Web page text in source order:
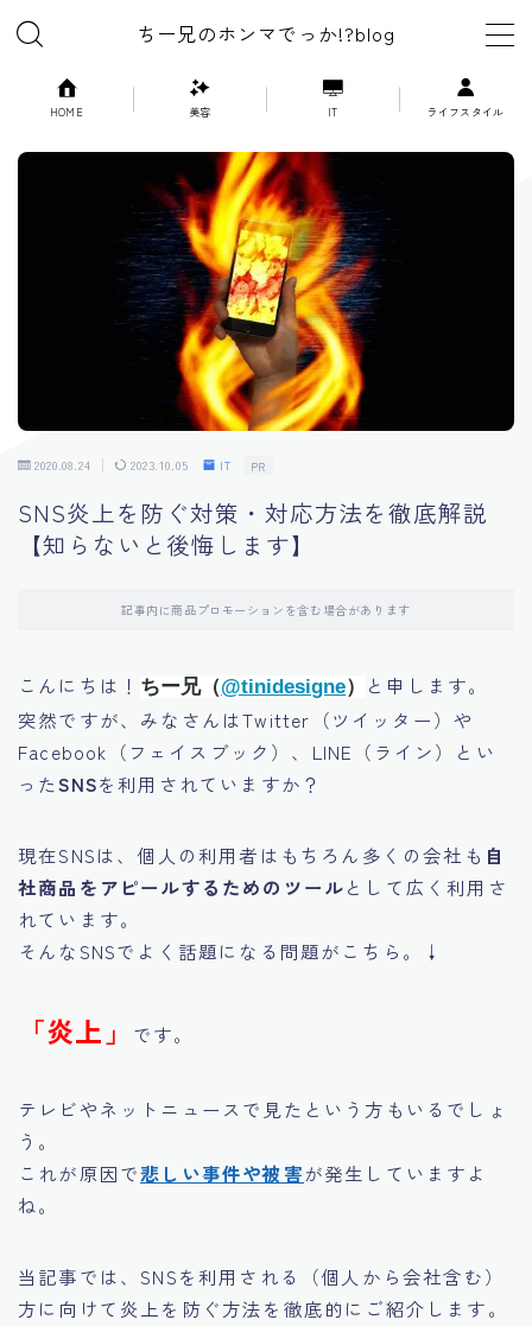
ちー兄のホンマでっか!?blog
MENU
ライフスタイル
ゲーム
HOME 美容 IT ライフスタイル
2020.08.24 2023.10.05 IT PR
SNS炎上を防ぐ対策・対応方法を徹底解説
【知らないと後悔します】
記事内に商品プロモーションを含む場合があります
こんにちは！ ちー兄（@tinidesigne）
と申します。
突然ですが、みなさんはTwitter（ツイッター）や
Facebook（フェイスブック）、LINE（ライン）とい
ったSNSを利用されていますか？
現在SNSは、個人の利用者はもちろん多くの会社も 自
社商品をアピールするためのツールとして広く利用さ
れています。
そんなSNSでよく話題になる問題がこちら。↓
「炎上」 です。
テレビやネットニュースで見たという方もいるでしょ
う。
これが原因で悲しい事件や被害が発生していますよ
ね。
当記事では、SNSを利用される（個人から会社含む）
方に向けて炎上を防ぐ方法を徹底的にご紹介します。